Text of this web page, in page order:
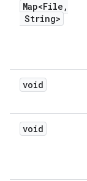
Map<File ,
String>
void
void